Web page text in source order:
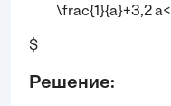
\frac{1}{a}+3,2
$
Решение: